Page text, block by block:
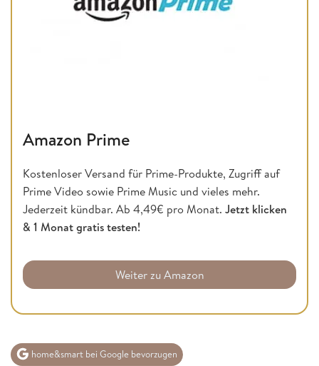
Amazon Prime
Kostenloser Versand für Prime-Produkte, Zugriff auf
Prime Video sowie Prime Music und vieles mehr.
Jederzeit kündbar. Ab 4,49€ pro Monat. Jetzt klicken
& 1 Monat gratis testen!
Weiter zu Amazon
home&smart bei Google bevorzugen